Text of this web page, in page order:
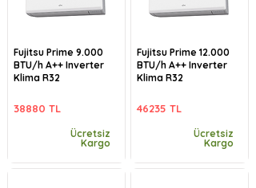
Fujitsu Prime 9.000
BTU/h A++ Inverter
Klima R32
38880 TL
Ücretsiz
Kargo
Fujitsu Prime 12.000
BTU/h A++ Inverter
Klima R32
46235 TL
Ücretsiz
Kargo